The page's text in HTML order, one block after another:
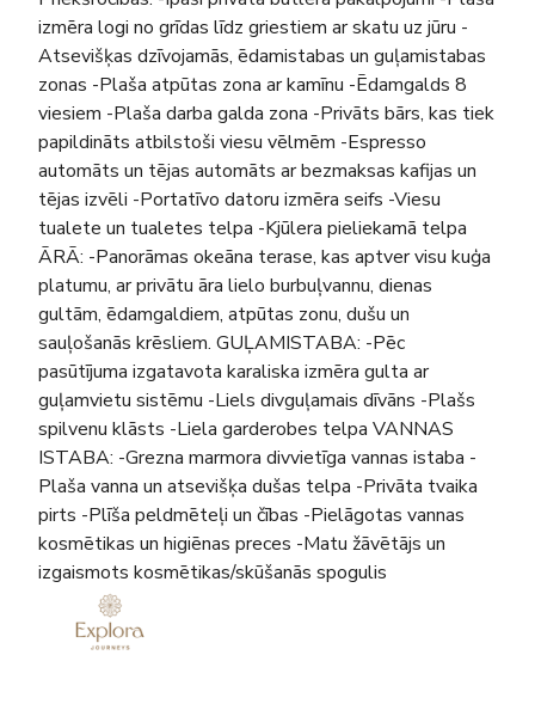
izmēra logi no grīdas līdz griestiem ar skatu uz jūru -
Atsevišķas dzīvojamās, ēdamistabas un guļamistabas
zonas -Plaša atpūtas zona ar kamīnu -Ēdamgalds 8
viesiem -Plaša darba galda zona -Privāts bārs, kas tiek
papildināts atbilstoši viesu vēlmēm -Espresso
automāts un tējas automāts ar bezmaksas kafijas un
tējas izvēli -Portatīvo datoru izmēra seifs -Viesu
tualete un tualetes telpa -Kjūlera pieliekamā telpa
ĀRĀ: -Panorāmas okeāna terase, kas aptver visu kuģa
platumu, ar privātu āra lielo burbuļvannu, dienas
gultām, ēdamgaldiem, atpūtas zonu, dušu un
sauļošanās krēsliem. GUĻAMISTABA: -Pēc
pasūtījuma izgatavota karaliska izmēra gulta ar
guļamvietu sistēmu -Liels divguļamais dīvāns -Plašs
spilvenu klāsts -Liela garderobes telpa VANNAS
ISTABA: -Grezna marmora divvietīga vannas istaba -
Plaša vanna un atsevišķa dušas telpa -Privāta tvaika
pirts -Plīša peldmēteļi un čības -Pielāgotas vannas
kosmētikas un higiēnas preces -Matu žāvētājs un
izgaismots kosmētikas/skūšanās spogulis